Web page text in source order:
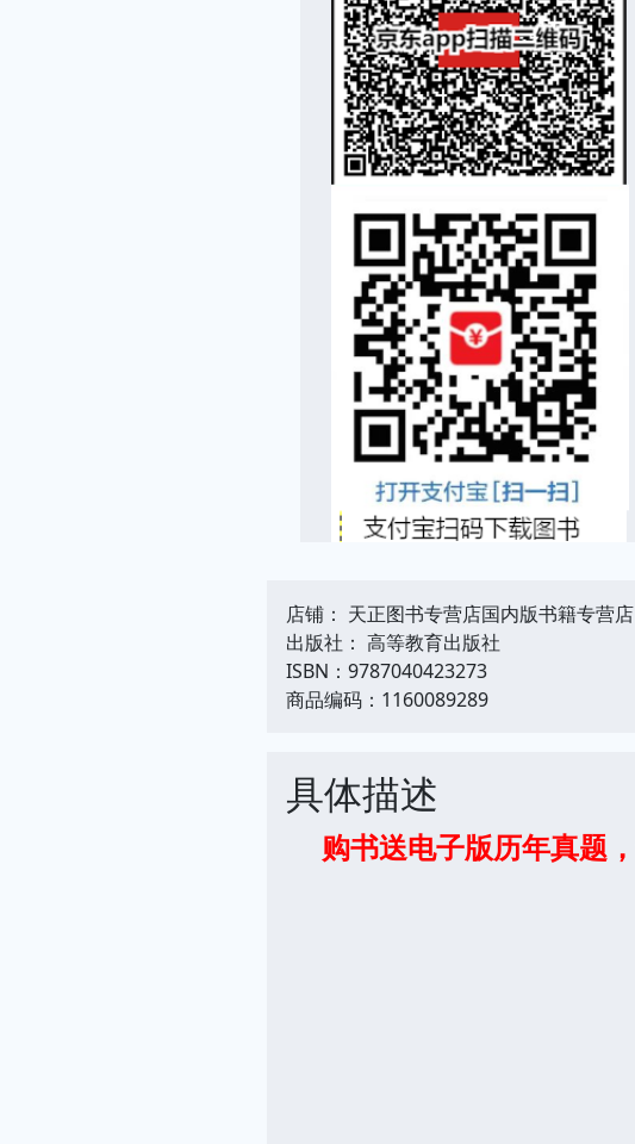
店铺： 天正图书专营店国内版书籍专营店
出版社： 高等教育出版社
ISBN：9787040423273
商品编码：1160089289
具体描述
购书送电子版历年真题，